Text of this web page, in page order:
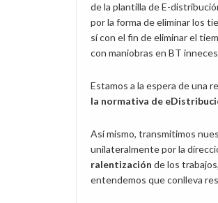
de la plantilla de E-
por la forma de eliminar los
sí con el fin de eliminar el
con maniobras en BT
Estamos a la espera de una
la normativa de
Así mismo, transmitimos
unilateralmente por la
ralentización de los
entendemos que conlleva